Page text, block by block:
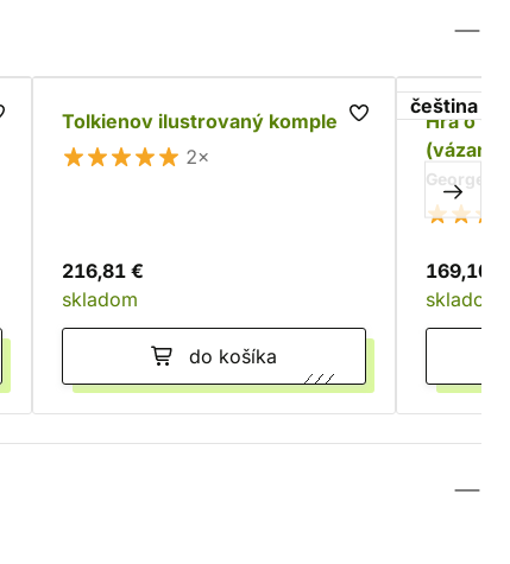
Tolkienov ilustrovaný komplet
2×
216,81 €
skladom
do košíka
čeština
Hra o
(vázané)
George
169,10 €
skladom